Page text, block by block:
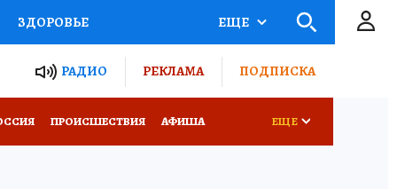
ЗДОРОВЬЕ
РОССИИ
ЕЩЕ
РАДИО РЕКЛАМА ПОДПИСКА
ПРОИСШЕСТВИЯ АФИША ЕЩЕ